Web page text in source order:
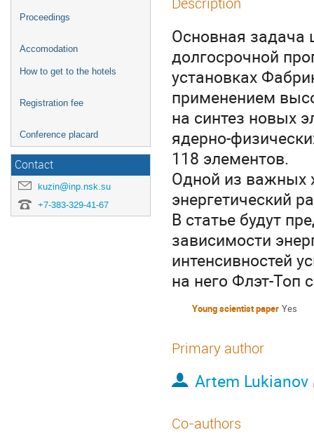
Proceedings
Accomodation
How to get to the hotels
Registration fee
Conference placard
Contact
kuzin@inp.nsk.su
+7-383-329-41-67
Основная задача
долгосрочной
установках
применением
на синтез новых
ядерно-
118 элементов.
Одной из важных
энергетический
В статье будут
зависимости
интенсивностей
на него Флэт-Топ
Young scientist paper Yes
Primary author
Artem Lukianov
Co-authors